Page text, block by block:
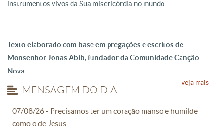
instrumentos vivos da Sua misericórdia no mundo.
Texto elaborado com base em pregações e escritos de
Monsenhor Jonas Abib, fundador da Comunidade Canção
Nova.
MENSAGEM DO DIA
07/08/26 - Precisamos ter um coração manso e humilde
como o de Jesus
veja mais